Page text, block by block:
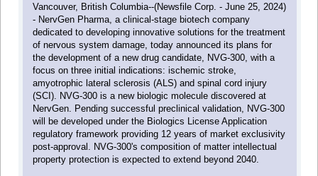
Vancouver, British Columbia--(Newsfile Corp. - June 25, 2024)
- NervGen Pharma, a clinical-stage biotech company
dedicated to developing innovative solutions for the treatment
of nervous system damage, today announced its plans for
the development of a new drug candidate, NVG-300, with a
focus on three initial indications: ischemic stroke,
amyotrophic lateral sclerosis (ALS) and spinal cord injury
(SCI). NVG-300 is a new biologic molecule discovered at
NervGen. Pending successful preclinical validation, NVG-300
will be developed under the Biologics License Application
regulatory framework providing 12 years of market exclusivity
post-approval. NVG-300's composition of matter intellectual
property protection is expected to extend beyond 2040.